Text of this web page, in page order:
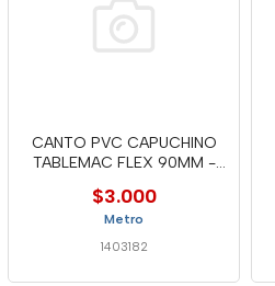
CANTO PVC CAPUCHINO
TABLEMAC FLEX 90MM -
$3.000
Metro
1403182